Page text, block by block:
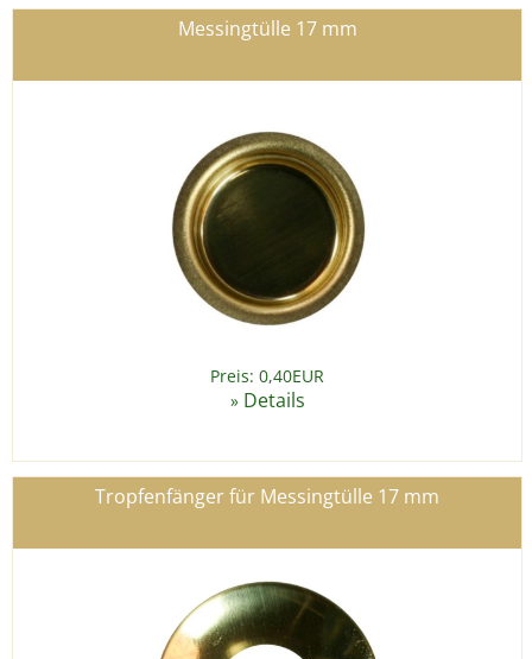
Messingtülle 17 mm
Preis: 0,40EUR
» Details
Tropfenfänger für Messingtülle 17 mm